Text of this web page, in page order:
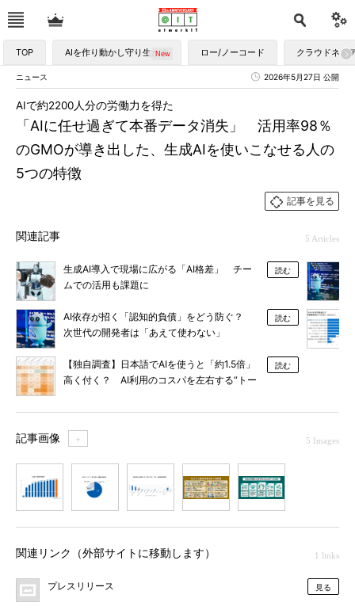
TOP AIを作り動かし守り生かす ロー/ノーコード クラウドネイ
ニュース 2026年5月27日 公開
「AIに任せ過ぎて本番データ消失」 活用率98％
のGMOが導き出した、生成AIを使いこなせる人の
5つの特徴
AIで約2200人分の労働力を得た
記事を見る
関連記事 5 Articles
生成AI導入で現場に広がる「AI格差」 チー
ムでの活用も課題に
読む
AI依存が招く「認知的負債」をどう防ぐ？
次世代の開発者は「あえて使わない」
読む
【独自調査】日本語でAIを使うと「約1.5倍」
高く付く？ AI利用のコスパを左右する“トー
読む
記事画像 ＋ 5 Images
関連リンク（外部サイトに移動します） 1 links
プレスリリース 見る